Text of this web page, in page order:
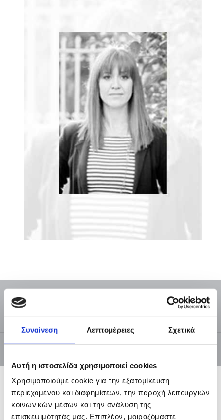
Συναίνεση Λεπτομέρειες Σχετικά
Αυτή η ιστοσελίδα χρησιμοποιεί cookies
Χρησιμοποιούμε cookie για την εξατομίκευση
περιεχομένου και διαφημίσεων, την παροχή λειτουργιών
κοινωνικών μέσων και την ανάλυση της
επισκεψιμότητάς μας. Επιπλέον, μοιραζόμαστε
Αυτογνωσία
Γιατί είναι τόσο πολύτιμη
Ίσωςνα έχετε ακούσει από πολλούς επαγγελματίες της
ψυχικής υγείας να χρησιμοποιούν τη λέξη αυτογνωσία.